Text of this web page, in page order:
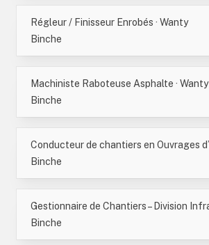
Régleur / Finisseur Enrobés · Wanty
Binche
Machiniste Raboteuse Asphalte · Wanty
Binche
Binche
Binche